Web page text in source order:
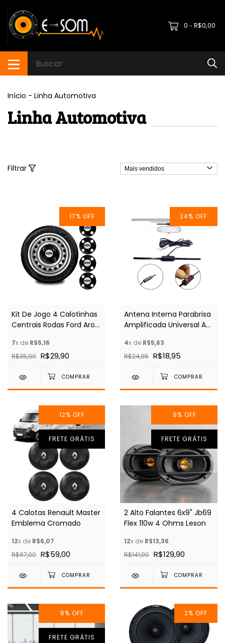
0 - R$0,00
Início - Linha Automotiva
Linha Automotiva
Filtrar
17% OFF
Kit De Jogo 4 Calotinhas
Centrais Rodas Ford Aro
7x de R$5,16
R$35,90 R$29,90
24% OFF
Antena Interna Parabrisa
Amplificada Universal Am
4x de R$5,63
R$24,95 R$18,95
12% OFF
FRETE GRÁTIS
4 Calotas Renault Master
Emblema Cromado
12x de R$6,07
R$67,00 R$59,00
8% OFF
FRETE GRÁTIS
2 Alto Falantes 6x9" Jb69
Flex 110w 4 Ohms Leson
12x de R$13,36
R$141,90 R$129,90
8% OFF
FRETE GRÁTIS
2% OFF